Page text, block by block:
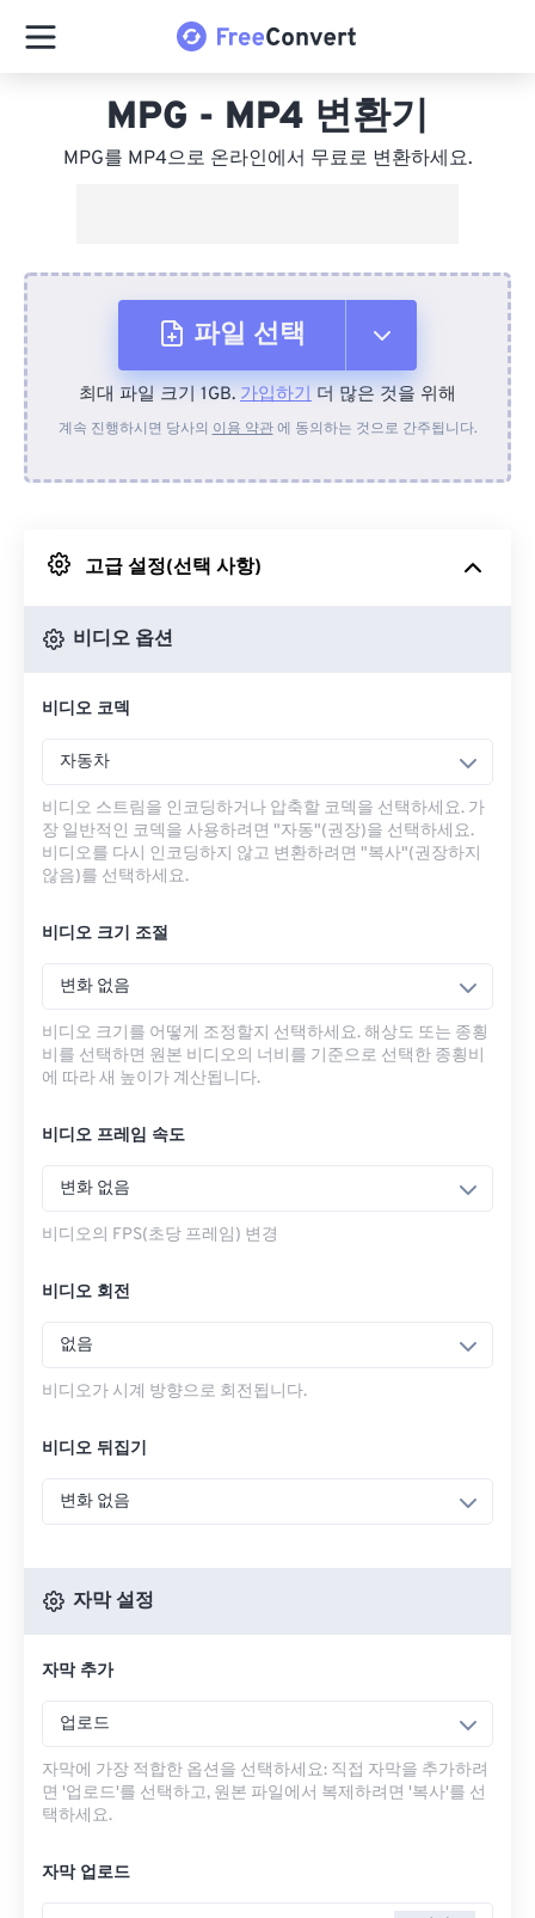
MPG - MP4 변환기
MPG를 MP4으로 온라인에서 무료로 변환하세요.
파일 선택
장치에서
Google 드라이브에서
최대 파일 크기 1GB. 가입하기 더 많은 것을 위해
계속 진행하시면 당사의 이용 약관에 동의하는 것으로 간주됩니다.
고급 설정(선택 사항)
비디오 옵션
비디오 코덱
자동차
비디오 스트림을 인코딩하거나 압축할 코덱을 선택하세요. 가
장 일반적인 코덱을 사용하려면 "자동"(권장)을 선택하세요.
비디오를 다시 인코딩하지 않고 변환하려면 "복사"(권장하지
않음)를 선택하세요.
비디오 크기 조절
변화 없음
비디오 크기를 어떻게 조정할지 선택하세요. 해상도 또는 종횡
비를 선택하면 원본 비디오의 너비를 기준으로 선택한 종횡비
에 따라 새 높이가 계산됩니다.
비디오 프레임 속도
변화 없음
비디오의 FPS(초당 프레임) 변경
비디오 회전
없음
비디오가 시계 방향으로 회전됩니다.
비디오 뒤집기
변화 없음
자막 설정
자막 추가
업로드
자막에 가장 적합한 옵션을 선택하세요: 직접 자막을 추가하려
면 '업로드'를 선택하고, 원본 파일에서 복제하려면 '복사'를 선
택하세요.
자막 업로드